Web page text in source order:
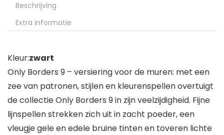
Beschrijving
Extra informatie
Kleur:zwart
Only Borders 9 – versiering voor de muren: met een
zee van patronen, stijlen en kleurenspellen overtuigt
de collectie Only Borders 9 in zijn veelzijdigheid. Fijne
lijnspellen strekken zich uit in zacht poeder, een
vleugje gele en edele bruine tinten en toveren lichte